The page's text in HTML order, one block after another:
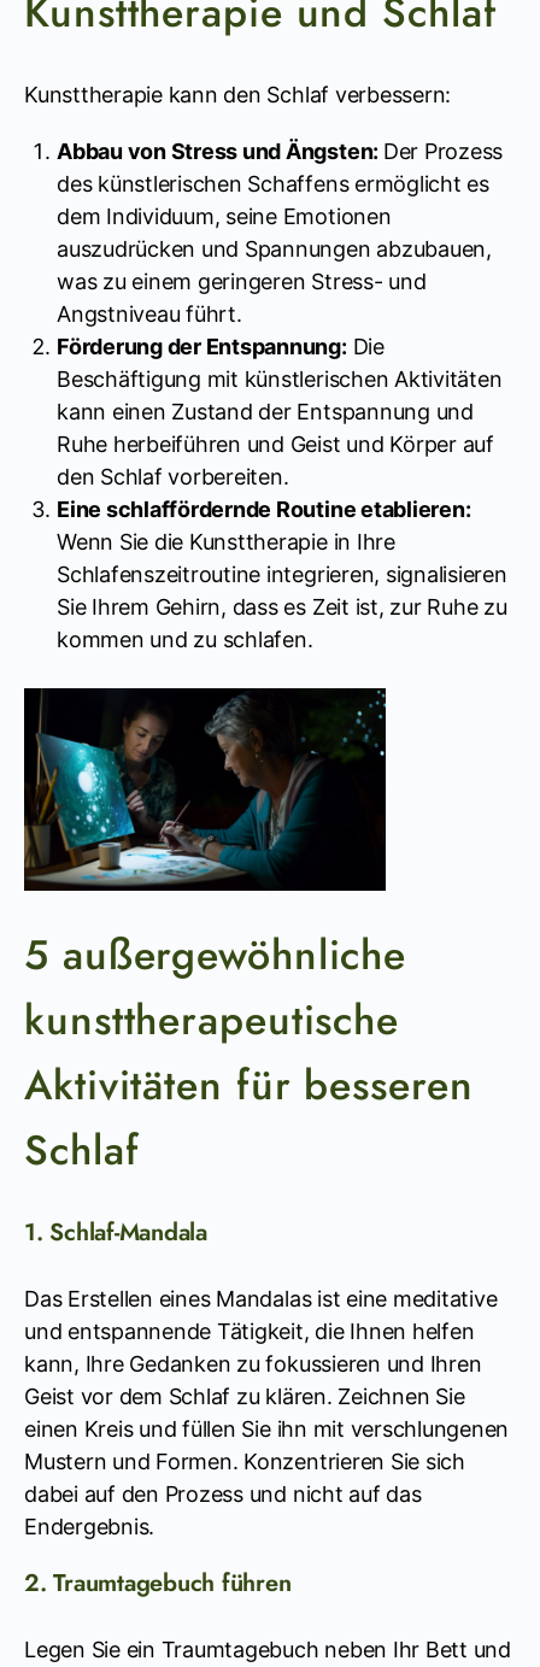
Kunsttherapie und Schlaf
Kunsttherapie kann den Schlaf verbessern:
Abbau von Stress und Ängsten: Der Prozess
des künstlerischen Schaffens ermöglicht es
dem Individuum, seine Emotionen
auszudrücken und Spannungen abzubauen,
was zu einem geringeren Stress- und
Angstniveau führt.
Förderung der Entspannung: Die
Beschäftigung mit künstlerischen Aktivitäten
kann einen Zustand der Entspannung und
Ruhe herbeiführen und Geist und Körper auf
den Schlaf vorbereiten.
Eine schlaffördernde Routine etablieren:
Wenn Sie die Kunsttherapie in Ihre
Schlafenszeitroutine integrieren, signalisieren
Sie Ihrem Gehirn, dass es Zeit ist, zur Ruhe zu
kommen und zu schlafen.
5 außergewöhnliche
kunsttherapeutische
Aktivitäten für besseren
Schlaf
1. Schlaf-Mandala
Das Erstellen eines Mandalas ist eine meditative
und entspannende Tätigkeit, die Ihnen helfen
kann, Ihre Gedanken zu fokussieren und Ihren
Geist vor dem Schlaf zu klären. Zeichnen Sie
einen Kreis und füllen Sie ihn mit verschlungenen
Mustern und Formen. Konzentrieren Sie sich
dabei auf den Prozess und nicht auf das
Endergebnis.
2. Traumtagebuch führen
Legen Sie ein Traumtagebuch neben Ihr Bett und